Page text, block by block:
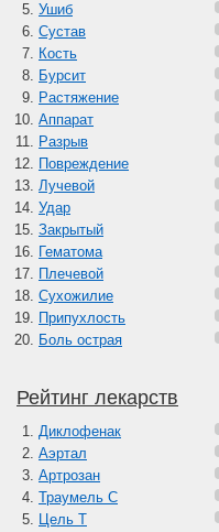
Ушиб
Сустав
Кость
Бурсит
Растяжение
Аппарат
Разрыв
Повреждение
Лучевой
Удар
Закрытый
Гематома
Плечевой
Сухожилие
Припухлость
Боль острая
Рейтинг лекарств
Диклофенак
Аэртал
Артрозан
Траумель С
Цель Т